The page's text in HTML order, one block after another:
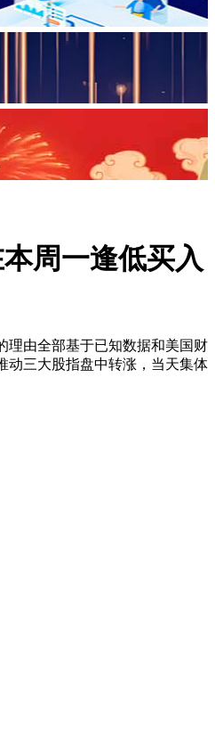
周一逢低买入
理由全部基于已知数据和美国财
动三大股指盘中转涨，当天集体